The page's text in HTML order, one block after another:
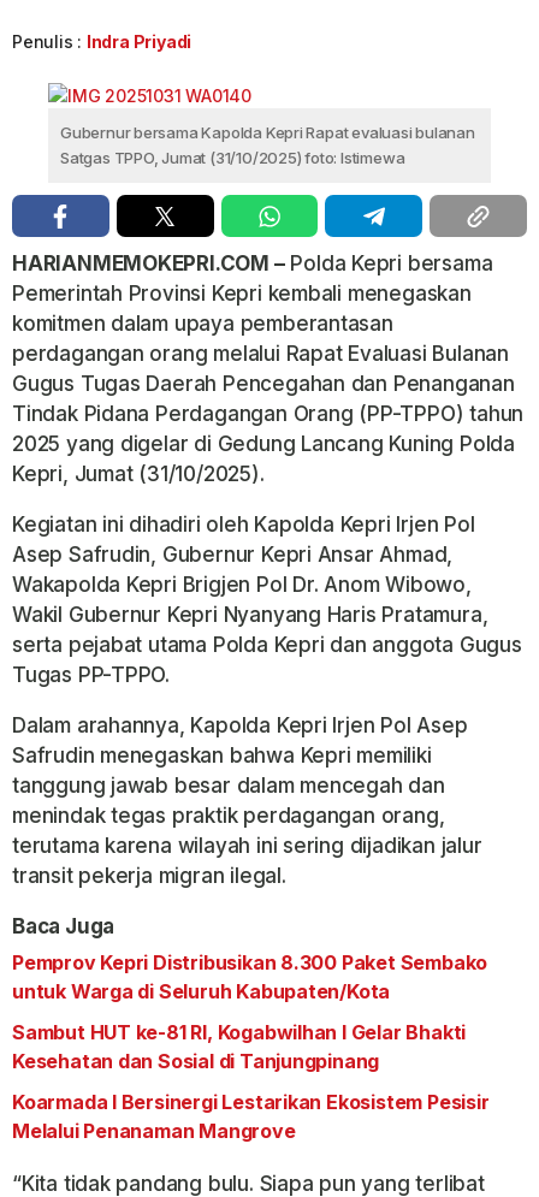
Penulis : Indra Priyadi
Gubernur bersama Kapolda Kepri Rapat evaluasi bulanan
Satgas TPPO, Jumat (31/10/2025) foto: Istimewa
HARIANMEMOKEPRI.COM –Polda Kepri bersama
Pemerintah Provinsi Kepri kembali menegaskan
komitmen dalam upaya pemberantasan
perdagangan orang melalui Rapat Evaluasi Bulanan
Gugus Tugas Daerah Pencegahan dan Penanganan
Tindak Pidana Perdagangan Orang (PP-TPPO) tahun
2025 yang digelar di Gedung Lancang Kuning Polda
Kepri, Jumat (31/10/2025).
Kegiatan ini dihadiri oleh Kapolda Kepri Irjen Pol
Asep Safrudin, Gubernur Kepri Ansar Ahmad,
Wakapolda Kepri Brigjen Pol Dr. Anom Wibowo,
Wakil Gubernur Kepri Nyanyang Haris Pratamura,
serta pejabat utama Polda Kepri dan anggota Gugus
Tugas PP-TPPO.
Dalam arahannya, Kapolda Kepri Irjen Pol Asep
Safrudin menegaskan bahwa Kepri memiliki
tanggung jawab besar dalam mencegah dan
menindak tegas praktik perdagangan orang,
terutama karena wilayah ini sering dijadikan jalur
transit pekerja migran ilegal.
Baca Juga
Pemprov Kepri Distribusikan 8.300 Paket Sembako
untuk Warga di Seluruh Kabupaten/Kota
Sambut HUT ke-81 RI, Kogabwilhan I Gelar Bhakti
Kesehatan dan Sosial di Tanjungpinang
Koarmada I Bersinergi Lestarikan Ekosistem Pesisir
Melalui Penanaman Mangrove
“Kita tidak pandang bulu. Siapa pun yang terlibat